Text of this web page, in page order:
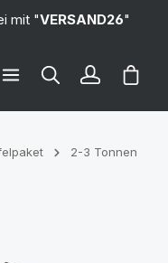
mit "VERSAND26"
2-3 Tonnen